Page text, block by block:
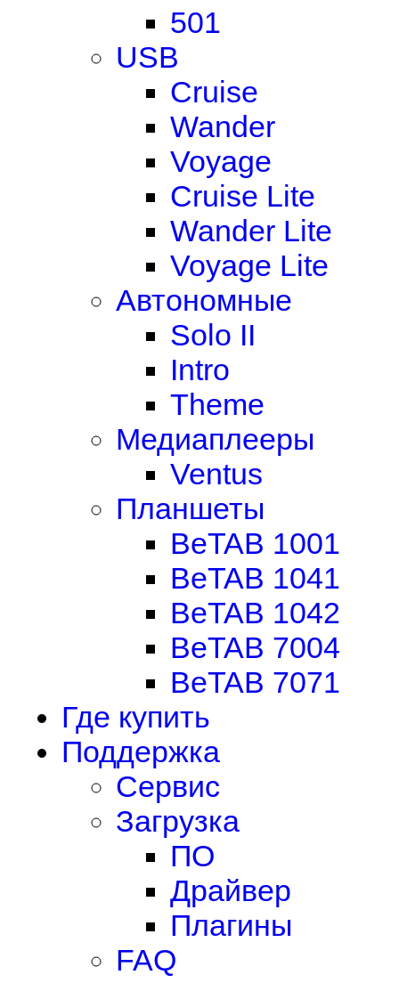
501
USB
Cruise
Wander
Voyage
Cruise Lite
Wander Lite
Voyage Lite
Автономные
Solo II
Intro
Theme
Медиаплееры
Ventus
Планшеты
BeTAB 1001
BeTAB 1041
BeTAB 1042
BeTAB 7004
BeTAB 7071
Где купить
Поддержка
Сервис
Загрузка
ПО
Драйвер
Плагины
FAQ